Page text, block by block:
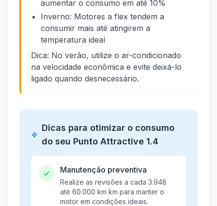
aumentar o consumo em até 10%
Inverno: Motores a flex tendem a
consumir mais até atingirem a
temperatura ideal
Dica: No verão, utilize o ar-condicionado
na velocidade econômica e evite deixá-lo
ligado quando desnecessário.
Dicas para otimizar o consumo
do seu Punto Attractive 1.4
Manutenção preventiva
Realize as revisões a cada 3.948
até 60.000 km km para manter o
motor em condições ideais.